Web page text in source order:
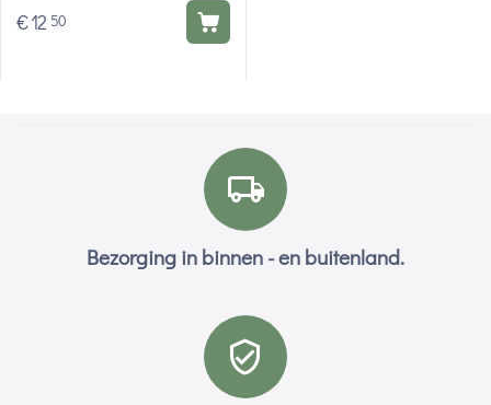
€12 50
Bezorging in binnen - en buitenland.